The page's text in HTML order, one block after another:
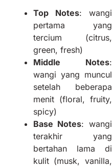
Top Notes: wangi
pertama yang
tercium (citrus,
green, fresh)
Middle Notes:
wangi yang muncul
setelah beberapa
menit (floral, fruity,
spicy)
Base Notes: wangi
terakhir yang
bertahan lama di
kulit (musk, vanilla,